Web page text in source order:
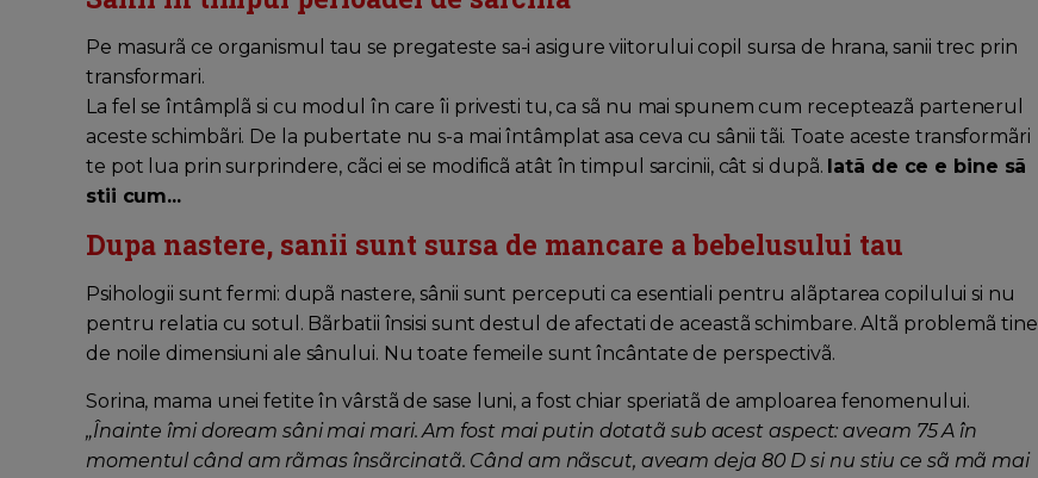
Pe masurã ce organismul tau se pregateste sa-i asigure viitorului copil sursa de hrana, sanii trec prin
transformari.
La fel se întâmplã si cu modul în care îi privesti tu, ca sã nu mai spunem cum recepteazã partenerul
aceste schimbãri. De la pubertate nu s-a mai întâmplat asa ceva cu sânii tãi. Toate aceste transformãri
te pot lua prin surprindere, cãci ei se modificã atât în timpul sarcinii, cât si dupã. Iatã de ce e bine sã
stii cum...
Dupa nastere, sanii sunt sursa de mancare a bebelusului tau
Psihologii sunt fermi: dupã nastere, sânii sunt perceputi ca esentiali pentru alãptarea copilului si nu
pentru relatia cu sotul. Bãrbatii însisi sunt destul de afectati de aceastã schimbare. Altã problemã tine
de noile dimensiuni ale sânului. Nu toate femeile sunt încântate de perspectivã.
Sorina, mama unei fetite în vârstã de sase luni, a fost chiar speriatã de amploarea fenomenului.
„Înainte îmi doream sâni mai mari. Am fost mai putin dotatã sub acest aspect: aveam 75 A în
momentul când am rãmas însãrcinatã. Când am nãscut, aveam deja 80 D si nu stiu ce sã mã mai